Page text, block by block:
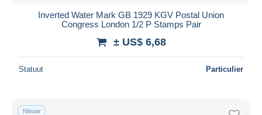
Inverted Water Mark GB 1929 KGV Postal Union
Congress London 1/2 P Stamps Pair
± US$ 6,68
Statuut Particulier
Nieuw